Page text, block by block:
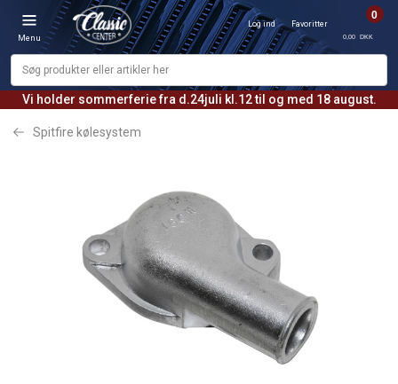
Vi holder sommerferie fra d.24juli kl.12 til og med 18 august.
Menu
Log ind Favoritter
0
0,00 DKK
Spitfire kølesystem